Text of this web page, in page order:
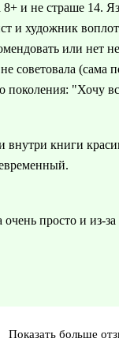
8+ и не страше 14.
и художник
или нет
советовала
поколения: "Хочу
книги
просто и из-
Показать больше